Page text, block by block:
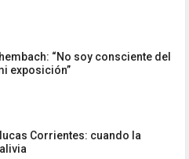
“No soy consciente del
exposición”
Corrientes: cuando la